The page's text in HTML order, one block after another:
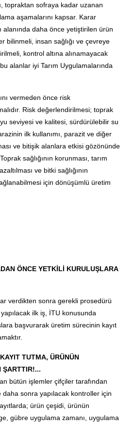
topraktan sofraya kadar uzanan
aşamalarını kapsar. Karar
daha önce yetiştirilen ürün
bilinmeli, insan sağlığı ve çevreye
kontrol altına alınamayacak
alanlar iyi Tarım Uygulamalarında
vermeden önce risk
Risk değerlendirilmesi; toprak
seviyesi ve kalitesi, sürdürülebilir su
ilk kullanımı, parazit ve diğer
ve bitişik alanlara etkisi gözönünde
sağlığının korunması, tarım
ve bitki sağlığının
için dönüşümlü üretim
ÖNCE YETKİLİ KURULUŞLARA
verdikten sonra gerekli prosedürü
ilk iş, İTU konusunda
başvurarak üretim sürecinin kayıt
TUTMA, ÜRÜNÜN
ŞARTTIR!...
bütün işlemler çifçiler tarafından
daha sonra yapılacak kontroller için
ürün çeşidi, ürünün
gübre uygulama zamanı, uygulama